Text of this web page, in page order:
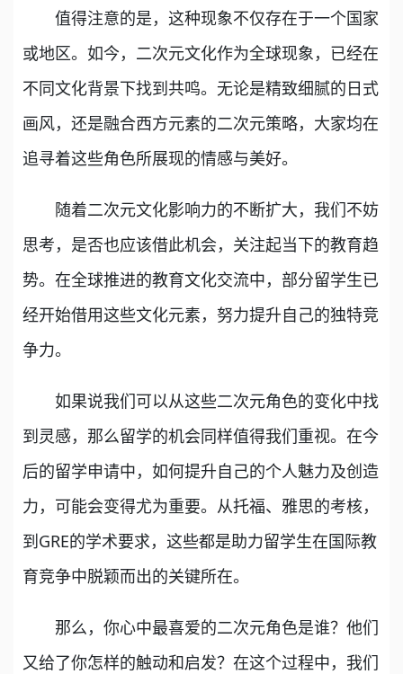
值得注意的是，这种现象不仅存在于一个国家
或地区。如今，二次元文化作为全球现象，已经在
不同文化背景下找到共鸣。无论是精致细腻的日式
画风，还是融合西方元素的二次元策略，大家均在
追寻着这些角色所展现的情感与美好。
随着二次元文化影响力的不断扩大，我们不妨
思考，是否也应该借此机会，关注起当下的教育趋
势。在全球推进的教育文化交流中，部分留学生已
经开始借用这些文化元素，努力提升自己的独特竞
争力。
如果说我们可以从这些二次元角色的变化中找
到灵感，那么留学的机会同样值得我们重视。在今
后的留学申请中，如何提升自己的个人魅力及创造
力，可能会变得尤为重要。从托福、雅思的考核，
到GRE的学术要求，这些都是助力留学生在国际教
育竞争中脱颖而出的关键所在。
那么，你心中最喜爱的二次元角色是谁？他们
又给了你怎样的触动和启发？在这个过程中，我们